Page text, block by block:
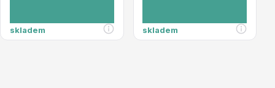
skladem skladem